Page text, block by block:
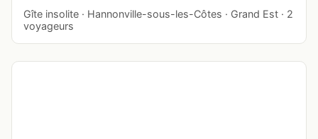
Gîte insolite · Hannonville-sous-les-Côtes · Grand Est · 2
voyageurs